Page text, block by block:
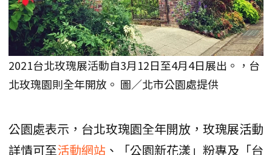
2021台北玫瑰展活動自3月12日至4月4日展出。，台
北玫瑰園則全年開放。 圖／北市公園處提供
公園處表示，台北玫瑰園全年開放，玫瑰展活動
詳情可至活動網站 、「公園新花漾」粉專及「台